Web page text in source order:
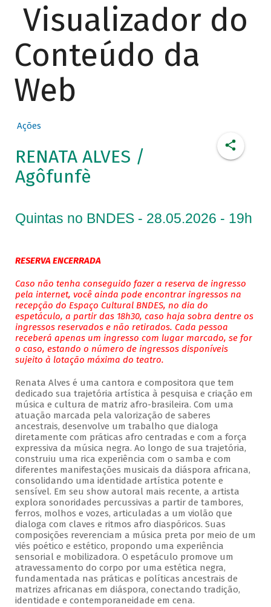
Visualizador do
Conteúdo da
Web
Ações
RENATA ALVES /
Agôfunfè
Quintas no BNDES - 28.05.2026 - 19h
RESERVA ENCERRADA
Caso não tenha conseguido fazer a reserva de ingresso
pela internet, você ainda pode encontrar ingressos na
recepção do Espaço Cultural BNDES, no dia do
espetáculo, a partir das 18h30, caso haja sobra dentre os
ingressos reservados e não retirados. Cada pessoa
receberá apenas um ingresso com lugar marcado, se for
o caso, estando o número de ingressos disponíveis
sujeito à lotação máxima do teatro.
Renata Alves é uma cantora e compositora que tem
dedicado sua trajetória artística à pesquisa e criação em
música e cultura de matriz afro-brasileira. Com uma
atuação marcada pela valorização de saberes
ancestrais, desenvolve um trabalho que dialoga
diretamente com práticas afro centradas e com a força
expressiva da música negra. Ao longo de sua trajetória,
construiu uma rica experiência com o samba e com
diferentes manifestações musicais da diáspora africana,
consolidando uma identidade artística potente e
sensível. Em seu show autoral mais recente, a artista
explora sonoridades percussivas a partir de tambores,
ferros, molhos e vozes, articuladas a um violão que
dialoga com claves e ritmos afro diaspóricos. Suas
composições reverenciam a música preta por meio de um
viés poético e estético, propondo uma experiência
sensorial e mobilizadora. O espetáculo promove um
atravessamento do corpo por uma estética negra,
fundamentada nas práticas e políticas ancestrais de
matrizes africanas em diáspora, conectando tradição,
identidade e contemporaneidade em cena.